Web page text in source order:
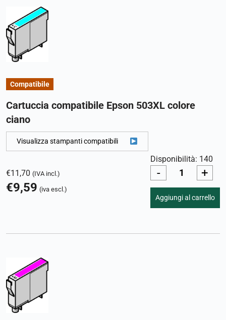
Compatibile
Cartuccia compatibile Epson 503XL colore
ciano
Visualizza stampanti compatibili
€11,70 (IVA incl.)
€9,59 (iva escl.)
Disponibilità: 140
- +
Aggiungi al carrello